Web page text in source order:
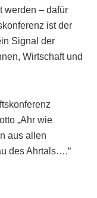
werden – dafür
ist der
Signal der
Wirtschaft und
„Ahr wie
aus allen
des Ahrtals….“